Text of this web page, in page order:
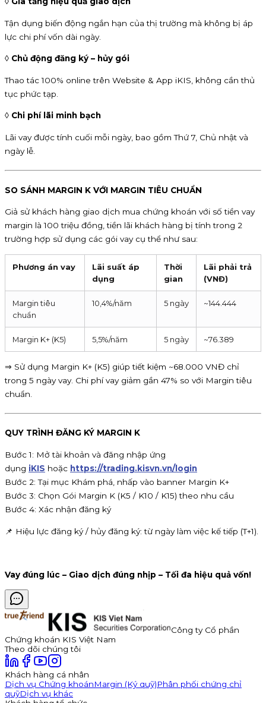
Tận dụng biến động ngắn hạn của thị trường mà không bị áp
lực chi phí vốn dài ngày.
◊ Chủ động đăng ký – hủy gói
Thao tác 100% online trên Website & App iKIS, không cần thủ
tục phức tạp.
◊ Chi phí lãi minh bạch
Lãi vay được tính cuối mỗi ngày, bao gồm Thứ 7, Chủ nhật và
ngày lễ.
SO SÁNH MARGIN K VỚI MARGIN TIÊU CHUẨN
Giả sử khách hàng giao dịch mua chứng khoán với số tiền vay
margin là 100 triệu đồng, tiền lãi khách hàng bị tính trong 2
trường hợp sử dụng các gói vay cụ thể như sau:
Phương án vay
Lãi suất áp
dụng
Thời
gian
Lãi phải trả
(VNĐ)
Margin tiêu
chuẩn
10,4%/năm 5 ngày ~144.444
Margin K+ (K5) 5,5%/năm 5 ngày ~76.389
⇒ Sử dụng Margin K+ (K5) giúp tiết kiệm ~68.000 VNĐ chỉ
trong 5 ngày vay. Chi phí vay giảm gần 47% so với Margin tiêu
chuẩn.
QUY TRÌNH ĐĂNG KÝ MARGIN K
Bước 1: Mở tài khoản và đăng nhập ứng
dụng iKIS hoặc https://trading.kisvn.vn/login
Bước 2: Tại mục Khám phá, nhấp vào banner Margin K+
Bước 3: Chọn Gói Margin K (K5 / K10 / K15) theo nhu cầu
Bước 4: Xác nhận đăng ký
📌 Hiệu lực đăng ký / hủy đăng ký: từ ngày làm việc kế tiếp (T+1).
Vay đúng lúc – Giao dịch đúng nhịp – Tối đa hiệu quả vốn!
Công ty Cổ phần
Chứng khoán KIS Việt Nam
Theo dõi chúng tôi
Khách hàng cá nhân
Dịch vụ Chứng khoánMargin (Ký quỹ)Phân phối chứng chỉ
quỹDịch vụ khác